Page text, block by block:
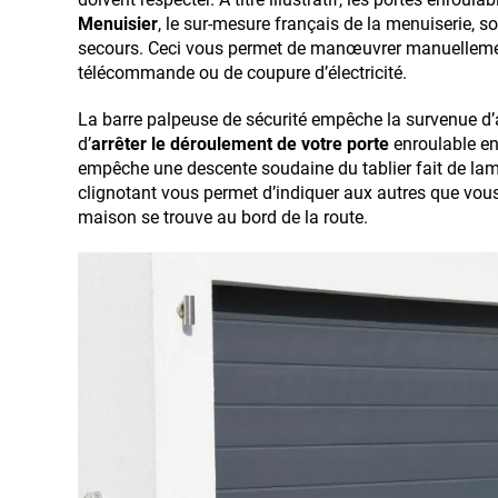
Menuisier, le sur-mesure français de la menuiserie,
secours. Ceci vous permet de manœuvrer
télécommande ou de coupure d’électricité.
La barre palpeuse de sécurité empêche la survenue
d’arrêter le déroulement de votre porte enroulable
empêche une descente soudaine du tablier fait de
clignotant vous permet d’indiquer aux autres que
maison se trouve au bord de la route.